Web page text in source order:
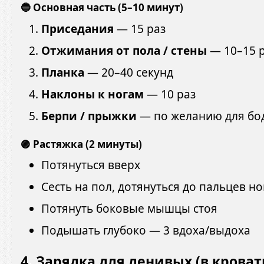
🔵 Основная часть (5–10 минут)
Приседания — 15 раз
Отжимания от пола / стены — 10–15
Планка — 20–40 секунд
Наклоны к ногам — 10 раз
Берпи / прыжки — по желанию для
🟣 Растяжка (2 минуты)
Потянуться вверх
Сесть на пол, дотянуться до пальцев
Потянуть боковые мышцы стоя
Подышать глубоко — 3 вдоха/выдоха